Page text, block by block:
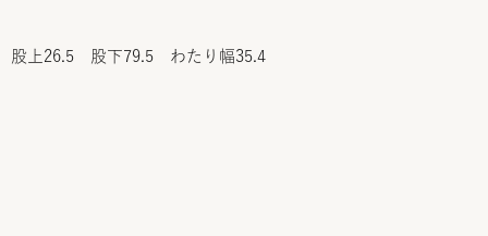
股上26.5 股下79.5 わたり幅35.4